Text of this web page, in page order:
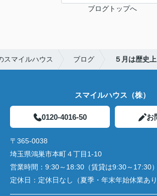
ブログトップへ
スマイルハウス ブログ ５月は歴史
スマイルハウス（株）
0120-4016-50 お
〒365-0038
埼玉県鴻巣市本町４丁目1-10
営業時間： 9:30～18:30（賃貸は9:30～17:30）
定休日： 定休日なし（夏季・年末年始休業あり